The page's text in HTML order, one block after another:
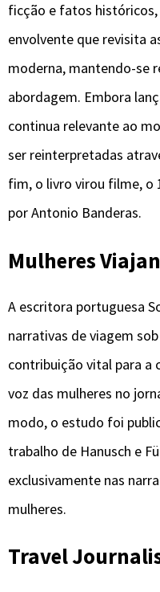
ficção e fatos
envolvente que revisita
moderna, mantendo-se
abordagem. Embora
continua relevante ao
ser reinterpretadas
fim, o livro virou filme, o
por Antonio Banderas.
Mulheres
A escritora portuguesa
narrativas de viagem
contribuição vital para a
voz das mulheres no
modo, o estudo foi
trabalho de Hanusch e
exclusivamente nas
mulheres.
Travel